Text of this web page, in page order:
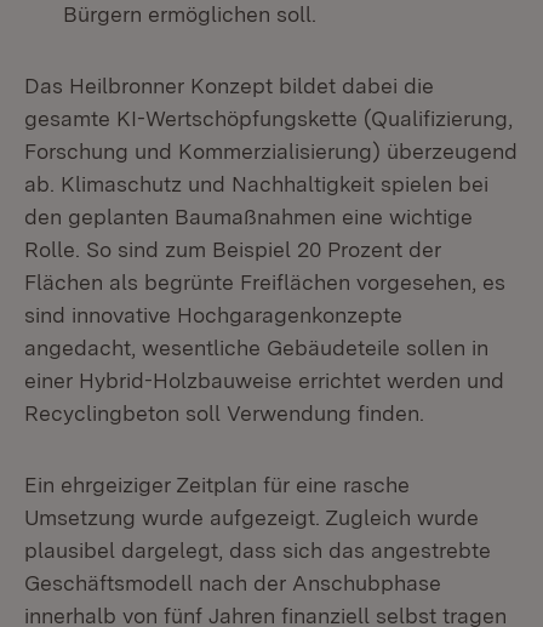
Bürgern ermöglichen soll.
Das Heilbronner Konzept bildet dabei die
gesamte KI-Wertschöpfungskette (Qualifizierung,
Forschung und Kommerzialisierung) überzeugend
ab. Klimaschutz und Nachhaltigkeit spielen bei
den geplanten Baumaßnahmen eine wichtige
Rolle. So sind zum Beispiel 20 Prozent der
Flächen als begrünte Freiflächen vorgesehen, es
sind innovative Hochgaragenkonzepte
angedacht, wesentliche Gebäudeteile sollen in
einer Hybrid-Holzbauweise errichtet werden und
Recyclingbeton soll Verwendung finden.
Ein ehrgeiziger Zeitplan für eine rasche
Umsetzung wurde aufgezeigt. Zugleich wurde
plausibel dargelegt, dass sich das angestrebte
Geschäftsmodell nach der Anschubphase
innerhalb von fünf Jahren finanziell selbst tragen